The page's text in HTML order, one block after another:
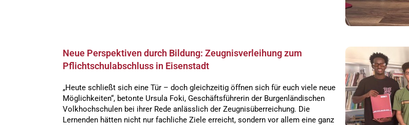
Neue Perspektiven durch Bildung: Zeugnisverleihung zum
Pflichtschulabschluss in Eisenstadt
„Heute schließt sich eine Tür – doch gleichzeitig öffnen sich für euch viele neue
Möglichkeiten“, betonte Ursula Foki, Geschäftsführerin der Burgenländischen
Volkhochschulen bei ihrer Rede anlässlich der Zeugnisüberreichung. Die
Lernenden hätten nicht nur fachliche Ziele erreicht, sondern vor allem eine ganz